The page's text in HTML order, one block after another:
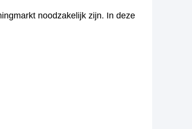
noodzakelijk zijn. In deze